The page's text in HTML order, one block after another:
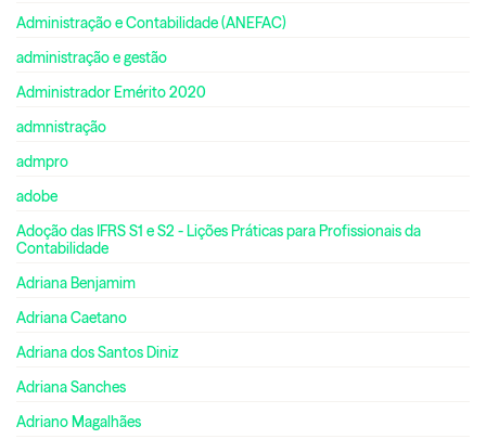
Administração e Contabilidade (ANEFAC)
administração e gestão
Administrador Emérito 2020
admnistração
admpro
adobe
Adoção das IFRS S1 e S2 - Lições Práticas para Profissionais da
Contabilidade
Adriana Benjamim
Adriana Caetano
Adriana dos Santos Diniz
Adriana Sanches
Adriano Magalhães